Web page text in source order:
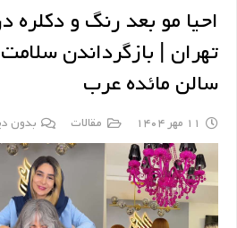
احیا مو بعد رنگ و دکلره
تهران | بازگرداندن
سالن مائده عرب
11 مهر 1404 مقالات بدون